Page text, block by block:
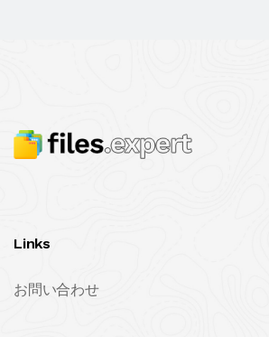
Links
お問い合わせ